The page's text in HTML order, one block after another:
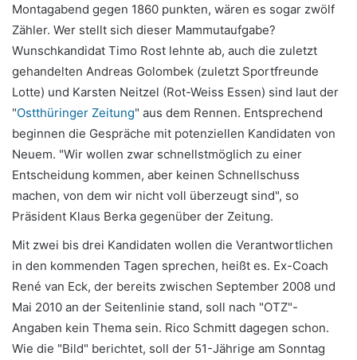
Montagabend gegen 1860 punkten, wären es sogar zwölf
Zähler. Wer stellt sich dieser Mammutaufgabe?
Wunschkandidat Timo Rost lehnte ab, auch die zuletzt
gehandelten Andreas Golombek (zuletzt Sportfreunde
Lotte) und Karsten Neitzel (Rot-Weiss Essen) sind laut der
"Ostthüringer Zeitung" aus dem Rennen. Entsprechend
beginnen die Gespräche mit potenziellen Kandidaten von
Neuem. "Wir wollen zwar schnellstmöglich zu einer
Entscheidung kommen, aber keinen Schnellschuss
machen, von dem wir nicht voll überzeugt sind", so
Präsident Klaus Berka gegenüber der Zeitung.
Mit zwei bis drei Kandidaten wollen die Verantwortlichen
in den kommenden Tagen sprechen, heißt es. Ex-Coach
René van Eck, der bereits zwischen September 2008 und
Mai 2010 an der Seitenlinie stand, soll nach "OTZ"-
Angaben kein Thema sein. Rico Schmitt dagegen schon.
Wie die "Bild" berichtet, soll der 51-Jährige am Sonntag